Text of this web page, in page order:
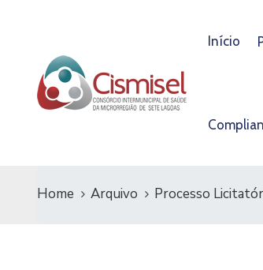
Início
Home Arquivo Processo